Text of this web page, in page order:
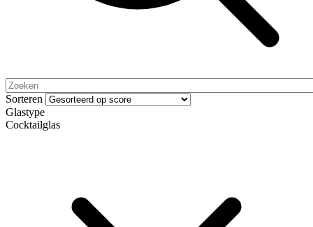
Sorteren
Glastype
Cocktailglas